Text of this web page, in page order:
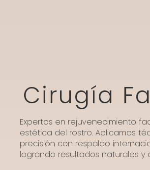
Cirugía
Expertos en rejuvenecimiento
estética del rostro. Aplicamos
precisión con respaldo
logrando resultados naturales y